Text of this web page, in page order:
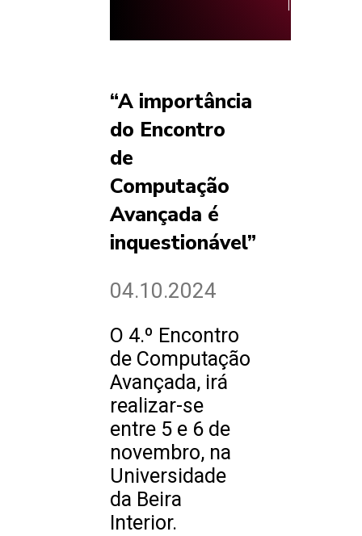
“A importância
do Encontro
de
Computação
Avançada é
inquestionável”
04.10.2024
O 4.º Encontro
de Computação
Avançada, irá
realizar-se
entre 5 e 6 de
novembro, na
Universidade
da Beira
Interior.